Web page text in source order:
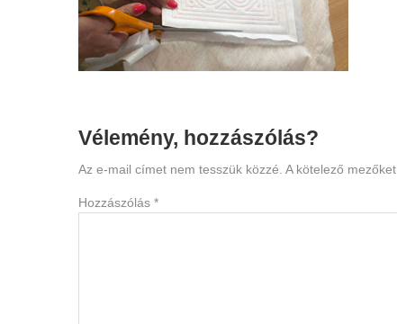
Reader
Interactions
Vélemény, hozzászólás?
Az e-mail címet nem tesszük közzé. A kötelező mezőket
Hozzászólás *